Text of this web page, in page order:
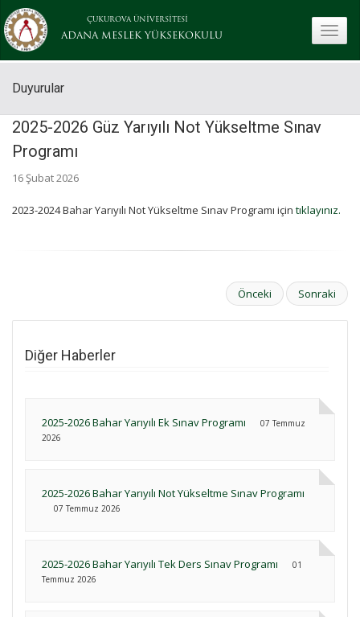
ÇUKUROVA ÜNİVERSİTESİ
ADANA MESLEK YÜKSEKOKULU
Duyurular
2025-2026 Güz Yarıyılı Not Yükseltme Sınav
Programı
16 Şubat 2026
2023-2024 Bahar Yarıyılı Not Yükseltme Sınav Programı için tıklayınız.
Önceki Sonraki
Diğer Haberler
2025-2026 Bahar Yarıyılı Ek Sınav Programı
07 Temmuz
2026
2025-2026 Bahar Yarıyılı Not Yükseltme Sınav Programı
07 Temmuz 2026
2025-2026 Bahar Yarıyılı Tek Ders Sınav Programı
01
Temmuz 2026